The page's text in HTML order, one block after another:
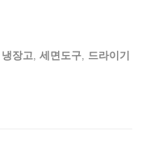
냉장고, 세면도구, 드라이기